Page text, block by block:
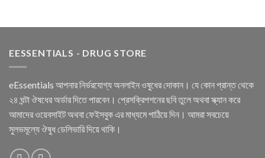
EESSENTIALS - DRUG STORE
eEssentials আপনার নির্ভরযোগ্য অনলাইন ওষুধের দোকান। যে কোন প্রান্ত থেকে
২৪ ঘন্টা ঔষধের অর্ডার দিতে পারবেন। প্রেসক্রিপশনের ছবি তুলে অথবা স্ক্যান করে
আমাদের ওয়েবসাইট অথবা ফেইসবুক এর মাধ্যমে পাঠিয়ে দিন। আমরা সবচেয়ে
সুলভমূল্যে ঔষুধ ডেলিভারি দিয়ে থাকি।